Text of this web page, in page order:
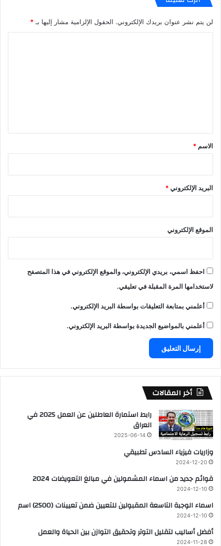
لن يتم نشر عنوان بريدك الإلكتروني. الحقول الإلزامية مشار إليها بـ *
*
الاسم *
البريد الإلكتروني*
الموقع الإلكتروني
احفظ اسمي، بريدي الإلكتروني، والموقع الإلكتروني في هذا المتصفح
لاستخدامها المرة المقبلة في تعليقي.
أعلمني بمتابعة التعليقات بواسطة البريد الإلكتروني.
أعلمني بالمواضيع الجديدة بواسطة البريد الإلكتروني.
أخر المقالات
رابط استمارة العاطلين عن العمل 2025 في
العراق
2025-06-14
وزاريات فيزياء السادس تطبيقي
2024-12-20
قوائم جديد من اسماء المشمولين في مبالغ التعويضات 2024
2024-12-10
اسماء الوجبة التاسعة المقبولين للتعيين ضمن تعيينات (2500) اسم
2024-12-10
أفضل أساليب لتقليل التوتر وتحقيق التوازن بين الحياة والعمل
2024-11-28